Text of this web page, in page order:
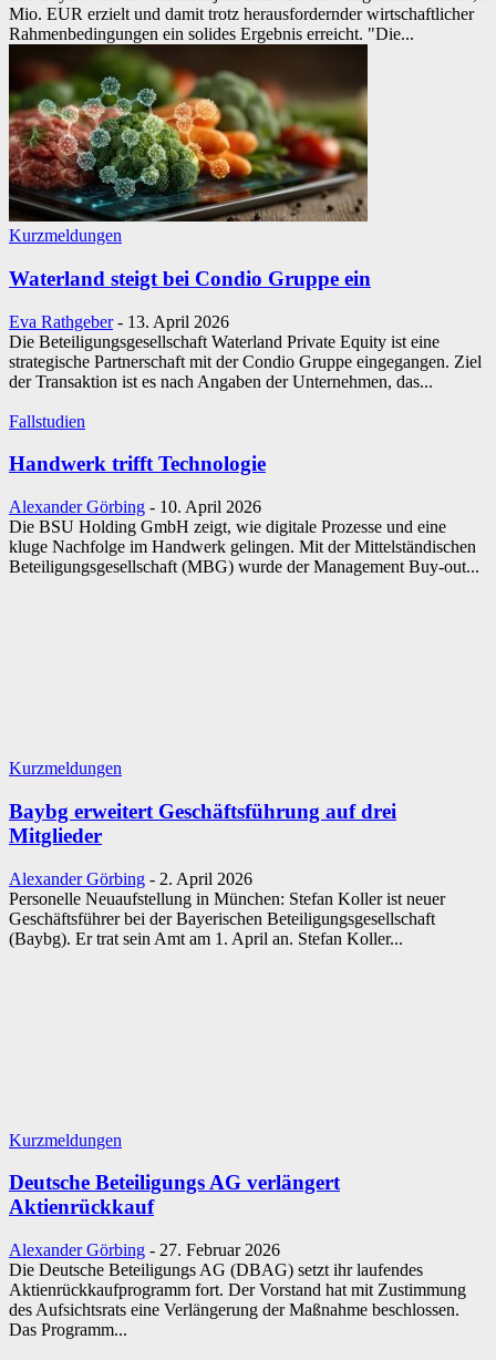
Mio. EUR erzielt und damit trotz herausfordernder wirtschaftlicher
Rahmenbedingungen ein solides Ergebnis erreicht. "Die...
Kurzmeldungen
Waterland steigt bei Condio Gruppe ein
Eva Rathgeber - 13. April 2026
Die Beteiligungsgesellschaft Waterland Private Equity ist eine
strategische Partnerschaft mit der Condio Gruppe eingegangen. Ziel
der Transaktion ist es nach Angaben der Unternehmen, das...
Fallstudien
Handwerk trifft Technologie
Alexander Görbing - 10. April 2026
Die BSU Holding GmbH zeigt, wie digitale Prozesse und eine
kluge Nachfolge im Handwerk gelingen. Mit der Mittelständischen
Beteiligungsgesellschaft (MBG) wurde der Management Buy-out...
Kurzmeldungen
Baybg erweitert Geschäftsführung auf drei
Mitglieder
Alexander Görbing - 2. April 2026
Personelle Neuaufstellung in München: Stefan Koller ist neuer
Geschäftsführer bei der Bayerischen Beteiligungsgesellschaft
(Baybg). Er trat sein Amt am 1. April an. Stefan Koller...
Kurzmeldungen
Deutsche Beteiligungs AG verlängert
Aktienrückkauf
Alexander Görbing - 27. Februar 2026
Die Deutsche Beteiligungs AG (DBAG) setzt ihr laufendes
Aktienrückkaufprogramm fort. Der Vorstand hat mit Zustimmung
des Aufsichtsrats eine Verlängerung der Maßnahme beschlossen.
Das Programm...